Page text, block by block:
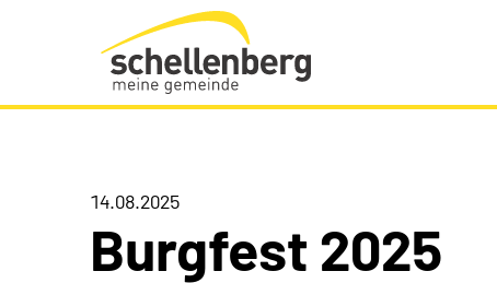
Gemeinde Schellenberg Startseite
14.08.2025
Burgfest 2025